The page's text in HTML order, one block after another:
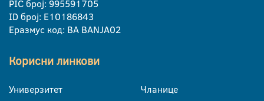
PIC број: 995591705
ID број: E10186843
Еразмус код: BA BANJA02
Корисни линкови
Универзитет Чланице